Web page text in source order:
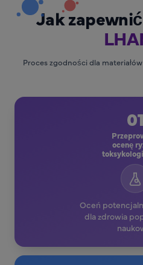
Jak zapewnić
Proces zgodności dla
01
ocenę
Oceń
dla zdrowia